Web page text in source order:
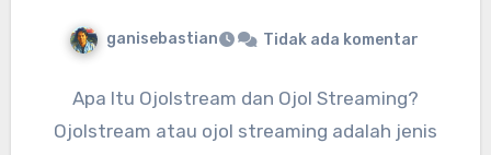
ganisebastian Tidak ada komentar
Apa Itu Ojolstream dan Ojol Streaming?
Ojolstream atau ojol streaming adalah jenis